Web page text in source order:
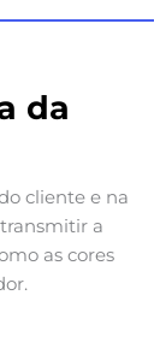
da
cliente e na
a
as cores